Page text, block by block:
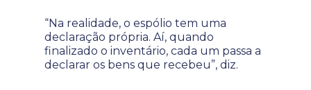
“Na realidade, o espólio tem uma
declaração própria. Aí, quando
finalizado o inventário, cada um passa a
declarar os bens que recebeu”, diz.